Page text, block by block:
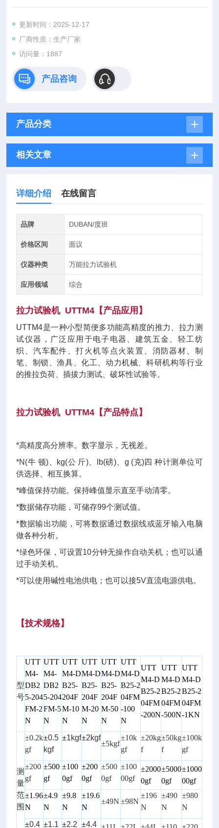
件、打火机等点火装置、消防器材、制笔、制锁、渔具、化工、
验等。
更新时间：2025-12-17
厂商性质：生产厂家
访问量：1887
产品咨询
产品分类
相关文章
详细介绍 在线留言
品牌 DUBAN/度班
价格区间 面议
仪器种类 万能拉力试验机
应用领域 综合
拉力试验机UTTM4【产品应用 】
UTTM4是一种小型简便多功能高精度的推力、拉力测
试仪器，广泛应用于电子电器、建筑五金、轻工纺
织、汽车配件、打火机等点火装置、消防器材、制
笔、制锁、渔具、化工、动力机械、科研机构等行业
的推拉负荷、插拔力测试、破坏性试验等。
拉力试验机UTTM4【产品特点 】
*高精度高分辨率。数字显示，无视差。
*N(牛 顿)、kg(公 斤)、lb(磅)、g (克)四 种计测单位可
供选择、相互换算。
*峰值保持功能。保持峰值显示直至手动清零。
*数据储存功能，可储存99个测试值。
*数据输出功能，可将数据通过数据线或蓝牙输入电脑
做各种分析。
*绿色环保，可设置10分钟无操作自动关机；也可以通
过手动关机。
*可以使用碱性电池供电；也可以接5V直流电源供电。
【技术规格】
型
号
UTT
M4-
DB2
5-204
FM-2
N
UTT
M4-
DB2
5-204
FM-5
N
UTT
M4-D
B25-
204F
M-10
N
UTT
M4-D
B25-
204F
M-20
N
UTT
M4-D
B25-
204F
M-50
N
UTT
M4-D
B25-2
04FM
-100
N
UTT
M4-D
B25-2
04FM
-200N
UTT
M4-D
B25-2
04FM
-500N
UTT
M4-D
B25-2
04FM
-1KN
测
量
范
围
±0.2k
gf
±0.5
kgf
±1kgf±2kgf
±5kgf
±10k
gf
±20kg
f
±50kg
f
±100k
gf
±200
gf
±500
gf
±100
0gf
±200
0gf
±500
0gf
±100
00gf
±2000
0gf
±5000
0gf
±1000
00gf
±1.96
N
±4.9
N
±9.8
N
±19.6
N
±49N ±98N
±196
N
±490
N
±980
N
±0.4 ±1.1 ±2.2 ±4.4